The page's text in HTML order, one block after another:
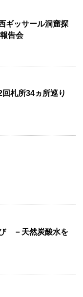
ギッサール洞窟探
告会
札所34ヵ所巡り
－天然炭酸水を